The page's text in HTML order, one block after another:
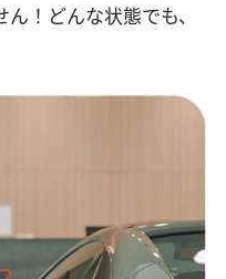
！どんな状態でも、